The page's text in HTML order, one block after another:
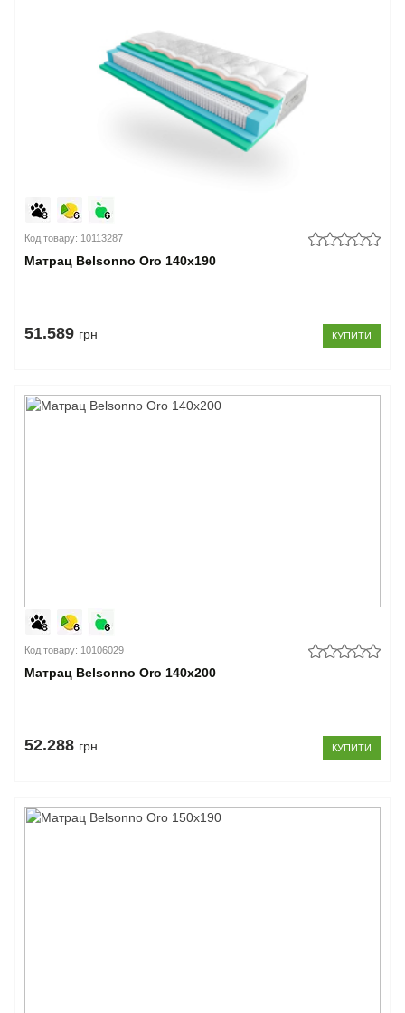
Код товару: 10113287
Матрац Belsonno Oro 140x190
51.589 грн КУПИТИ
Код товару: 10106029
Матрац Belsonno Oro 140x200
52.288 грн КУПИТИ